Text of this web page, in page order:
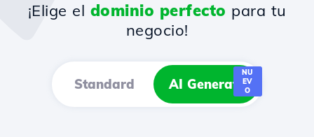
¡Elige el dominio perfecto para tu
negocio!
Standard AI Generator
NU
EV
O